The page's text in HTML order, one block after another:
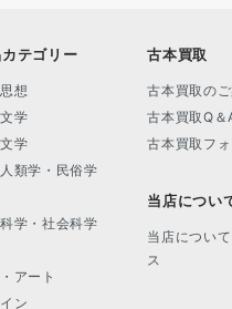
テゴリー
想
学
学
類学・民俗学
学・社会科学
アート
ン
古本買取
古本買取の
古本買取Q＆
古本買取フ
当店につい
当店につい
ス